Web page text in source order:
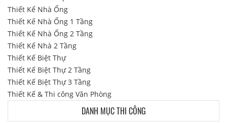
Thiết Kế Nhà Ống
Thiết Kế Nhà Ống 1 Tầng
Thiết Kế Nhà Ống 2 Tầng
Thiết Kế Nhà 2 Tầng
Thiết Kế Biệt Thự
Thiết Kế Biệt Thự 2 Tầng
Thiết Kế Biệt Thự 3 Tầng
Thiết Kế & Thi công Văn Phòng
DANH MỤC THI CÔNG